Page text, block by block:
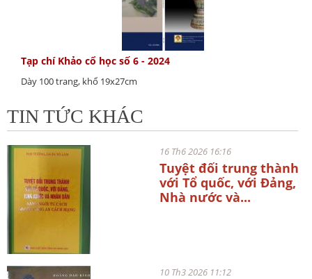
Tạp chí Khảo cổ học số 6 - 2024
Dày 100 trang, khổ 19x27cm
TIN TỨC KHÁC
16 Th6 2026 16:16
Tuyệt đối trung thành
với Tổ quốc, với Đảng,
Nhà nước và...
10 Th3 2026 11:12